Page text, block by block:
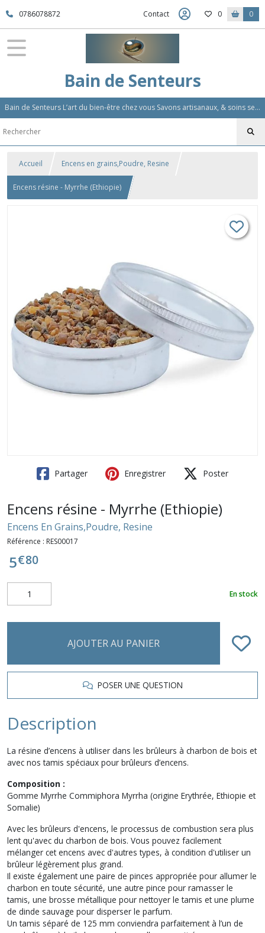
0786078872 Contact 0 0
Bain de Senteurs
Bain de Senteurs L’art du bien-être chez vous Savons artisanaux, & soins sensoriels, Aromathérapie et Parfums d'Ambiance,Soin Des Cheveux
Accueil Encens en grains,Poudre, Resine
Encens résine - Myrrhe (Ethiopie)
Partager Enregistrer Poster
Encens résine - Myrrhe (Ethiopie)
Encens En Grains,Poudre, Resine
Référence : RES00017
5€80
En stock
AJOUTER AU PANIER
POSER UNE QUESTION
Description
La résine d’encens à utiliser dans les brûleurs à charbon de bois et
avec nos tamis spéciaux pour brûleurs d’encens.
Composition :
Gomme Myrrhe Commiphora Myrrha (origine Erythrée, Ethiopie et
Somalie)
Avec les brûleurs d'encens, le processus de combustion sera plus
lent qu'avec du charbon de bois. Vous pouvez facilement
mélanger cet encens avec d'autres types, à condition d'utiliser un
brûleur légèrement plus grand.
Il existe également une paire de pinces appropriée pour allumer le
charbon en toute sécurité, une autre pince pour ramasser le
tamis, une brosse métallique pour nettoyer le tamis et une plume
de dinde sauvage pour disperser le parfum.
Un tamis séparé de 125 mm conviendra parfaitement à l’un de